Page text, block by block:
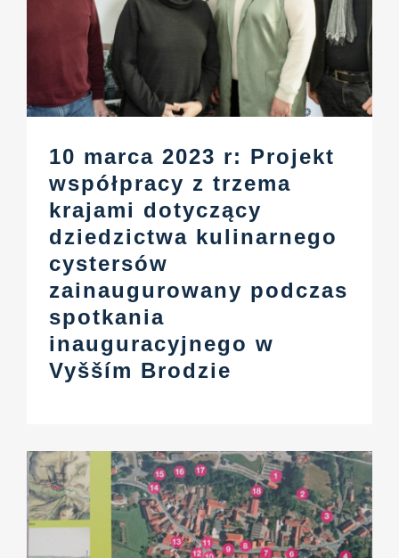
10 marca 2023 r: Projekt
współpracy z trzema
krajami dotyczący
dziedzictwa kulinarnego
cystersów
zainaugurowany podczas
spotkania
inauguracyjnego w
Vyšším Brodzie